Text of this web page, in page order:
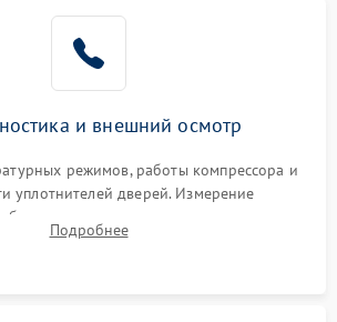
и внешний осмотр
режимов, работы компрессора и
уплотнителей дверей. Измерение
мотора, проверка термостата и
ошибок с электронного дисплея.
Подробнее